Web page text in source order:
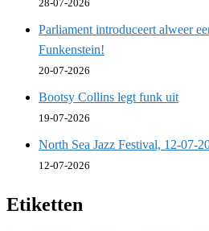
28-07-2026
Parliament introduceert alweer
Funkenstein!
20-07-2026
Bootsy Collins legt funk uit
19-07-2026
North Sea Jazz Festival, 12-07-
12-07-2026
Etiketten